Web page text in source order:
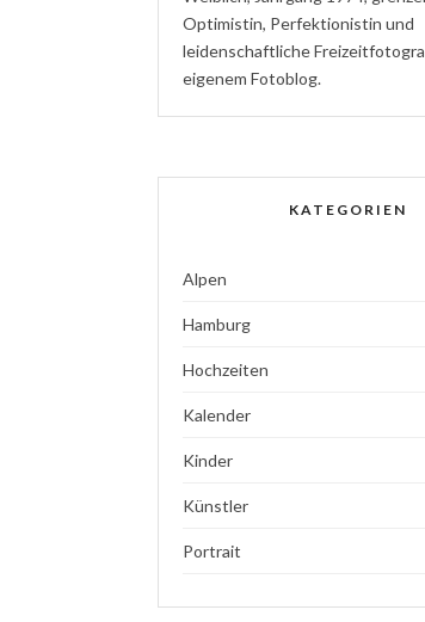
Optimistin, Perfektionistin und
leidenschaftliche
eigenem Fotoblog.
KATEGORIEN
Alpen
Hamburg
Hochzeiten
Kalender
Kinder
Künstler
Portrait